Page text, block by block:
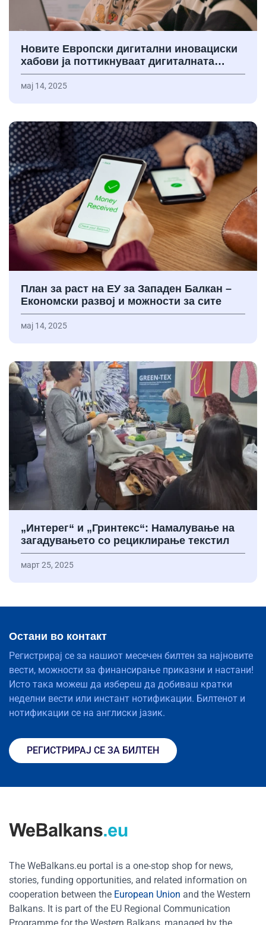
Новите Европски дигитални иновациски
хабови ја поттикнуваат дигиталната…
мај 14, 2025
План за раст на ЕУ за Западен Балкан –
Економски развој и можности за сите
мај 14, 2025
„Интерег“ и „Гринтекс“: Намалување на
загадувањето со рециклирање текстил
март 25, 2025
Остани во контакт
Регистрирај се за нашиот месечен билтен за најновите
вести, можности за финансирање приказни и настани!
Исто така можеш да избереш да добиваш кратки
неделни вести или инстант нотификации. Билтенот и
нотификации се на англиски јазик.
РЕГИСТРИРАЈ СЕ ЗА БИЛТЕН
The WeBalkans.eu portal is a one-stop shop for news,
stories, funding opportunities, and related information on
cooperation between the European Union and the Western
Balkans. It is part of the EU Regional Communication